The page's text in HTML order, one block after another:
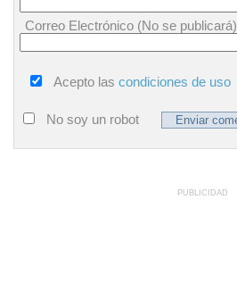
Correo Electrónico (No se publicará)
Acepto las condiciones de uso
No soy un robot
PUBLICIDAD